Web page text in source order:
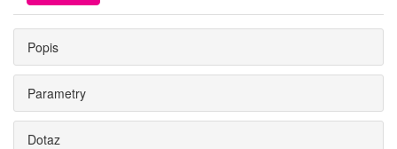
Popis
Parametry
Dotaz